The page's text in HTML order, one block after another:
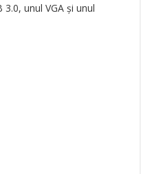
unul VGA şi unul